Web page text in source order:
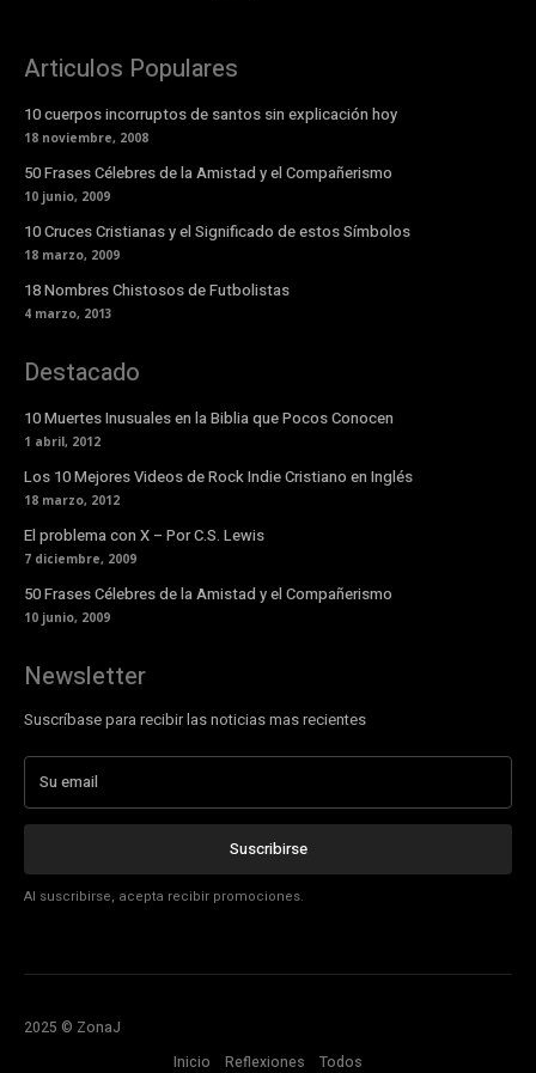
Articulos Populares
10 cuerpos incorruptos de santos sin explicación hoy
18 noviembre, 2008
50 Frases Célebres de la Amistad y el Compañerismo
10 junio, 2009
10 Cruces Cristianas y el Significado de estos Símbolos
18 marzo, 2009
18 Nombres Chistosos de Futbolistas
4 marzo, 2013
Destacado
10 Muertes Inusuales en la Biblia que Pocos Conocen
1 abril, 2012
Los 10 Mejores Videos de Rock Indie Cristiano en Inglés
18 marzo, 2012
El problema con X – Por C.S. Lewis
7 diciembre, 2009
50 Frases Célebres de la Amistad y el Compañerismo
10 junio, 2009
Newsletter
Suscríbase para recibir las noticias mas recientes
Suscribirse
Al suscribirse, acepta recibir promociones.
2025 © ZonaJ
Inicio
Reflexiones Todos